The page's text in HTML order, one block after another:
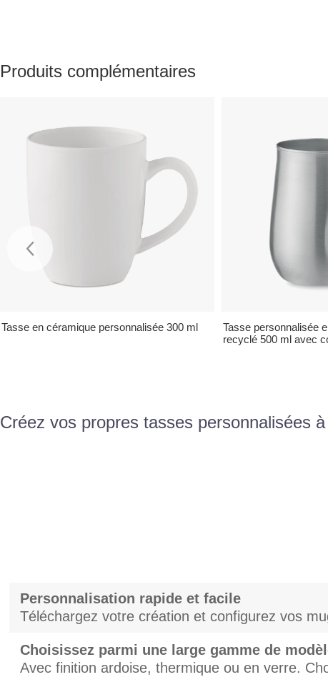
Produits complémentaires
Tasse en céramique personnalisée 300 ml
Tasse personnalisée
recyclé 500 ml avec
Créez vos propres tasses personnalisées
Personnalisation rapide et facile
Téléchargez votre création et configurez vos
Choisissez parmi une large gamme de
Avec finition ardoise, thermique ou en verre.